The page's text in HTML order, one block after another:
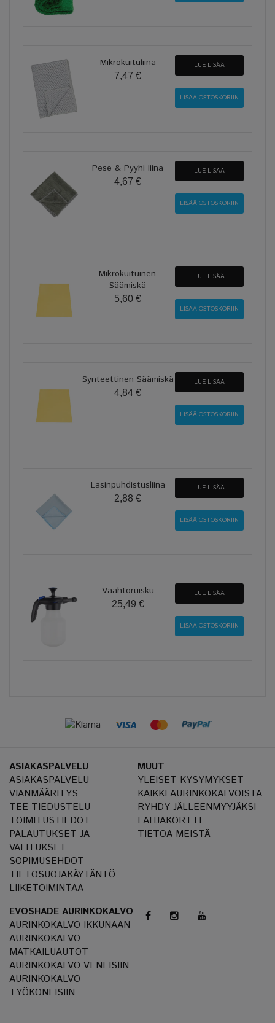
Mikrokuituliina
7,47 €
LUE LISÄÄ
Pese & Pyyhi liina
4,67 €
LUE LISÄÄ
Mikrokuituinen
Säämiskä
5,60 €
LUE LISÄÄ
Synteettinen Säämiskä
4,84 €
LUE LISÄÄ
Lasinpuhdistusliina
2,88 €
LUE LISÄÄ
Vaahtoruisku
25,49 €
LUE LISÄÄ
ASIAKASPALVELU
ASIAKASPALVELU
VIANMÄÄRITYS
TEE TIEDUSTELU
TOIMITUSTIEDOT
PALAUTUKSET JA
VALITUKSET
SOPIMUSEHDOT
TIETOSUOJAKÄYTÄNTÖ
LIIKETOIMINTAA
MUUT
YLEISET KYSYMYKSET
KAIKKI AURINKOKALVOISTA
RYHDY JÄLLEENMYYJÄKSI
LAHJAKORTTI
TIETOA MEISTÄ
EVOSHADE AURINKOKALVO
AURINKOKALVO IKKUNAAN
AURINKOKALVO
MATKAILUAUTOT
AURINKOKALVO VENEISIIN
AURINKOKALVO
TYÖKONEISIIN